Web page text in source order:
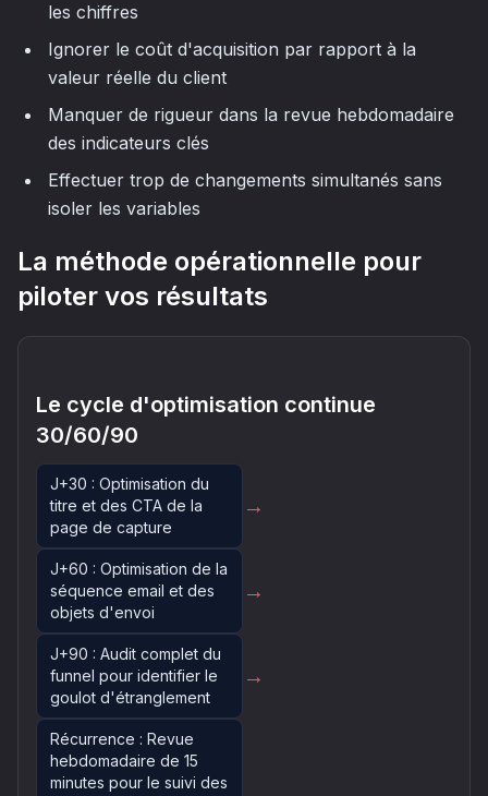
les chiffres
Ignorer le coût d'acquisition par rapport à la
valeur réelle du client
Manquer de rigueur dans la revue hebdomadaire
des indicateurs clés
Effectuer trop de changements simultanés sans
isoler les variables
La méthode opérationnelle pour
piloter vos résultats
Le cycle d'optimisation continue
30/60/90
J+30 : Optimisation du
titre et des CTA de la
page de capture
→
J+60 : Optimisation de la
séquence email et des
objets d'envoi
→
J+90 : Audit complet du
funnel pour identifier le
goulot d'étranglement
→
Récurrence : Revue
hebdomadaire de 15
minutes pour le suivi des